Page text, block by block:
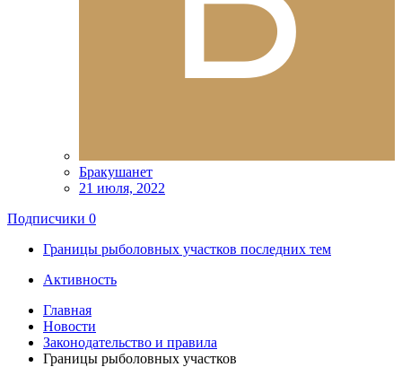
Бракушанет
21 июля, 2022
Подписчики 0
Границы рыболовных участков последних тем
Активность
Главная
Новости
Законодательство и правила
Границы рыболовных участков